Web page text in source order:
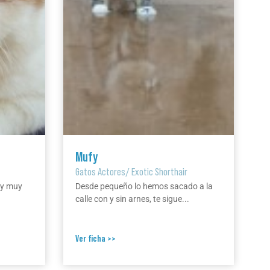
muy
Mufy
Gatos Actores/Exotic Shorthair
Desde pequeño lo hemos sacado a la
calle con y sin arnes, te sigue...
Ver ficha >>